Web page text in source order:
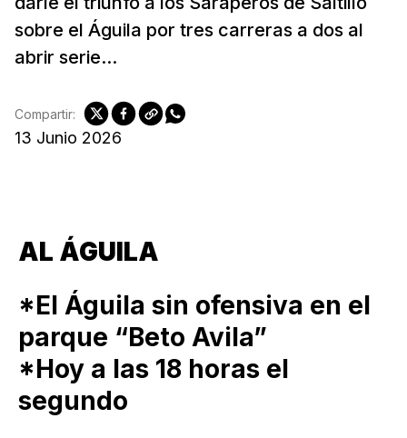
sobre el Águila por tres carreras a dos al
abrir serie...
13 Junio 2026
Compartir:
AL ÁGUILA
*El Águila sin ofensiva en el
parque “Beto Avila”
*Hoy a las 18 horas el
segundo